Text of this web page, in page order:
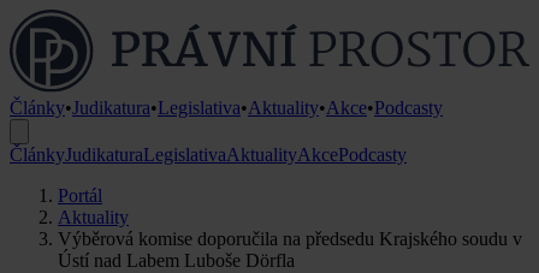
Články•Judikatura•Legislativa•Aktuality•Akce•Podcasty
ČlánkyJudikaturaLegislativaAktualityAkcePodcasty
Portál
Aktuality
Výběrová komise doporučila na předsedu Krajského soudu v
Ústí nad Labem Luboše Dörfla